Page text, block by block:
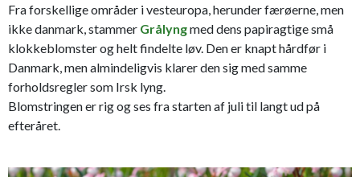
Fra forskellige områder i vesteuropa, herunder færøerne, men
ikke danmark, stammer Grålyngmed dens papiragtige små
klokkeblomster og helt findelte løv. Den er knapt hårdfør i
Danmark, men almindeligvis klarer den sig med samme
forholdsregler som Irsk lyng.
Blomstringen er rig og ses fra starten af juli til langt ud på
efteråret.